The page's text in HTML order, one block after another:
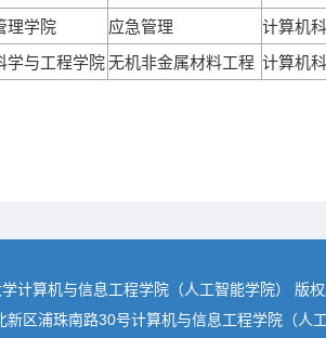
理学院 应急管理
计算机
学与工程学院无机非金属材料工程 计算机
计算机与信息工程学院（人工智能学院） 版
新区浦珠南路30号计算机与信息工程学院（人